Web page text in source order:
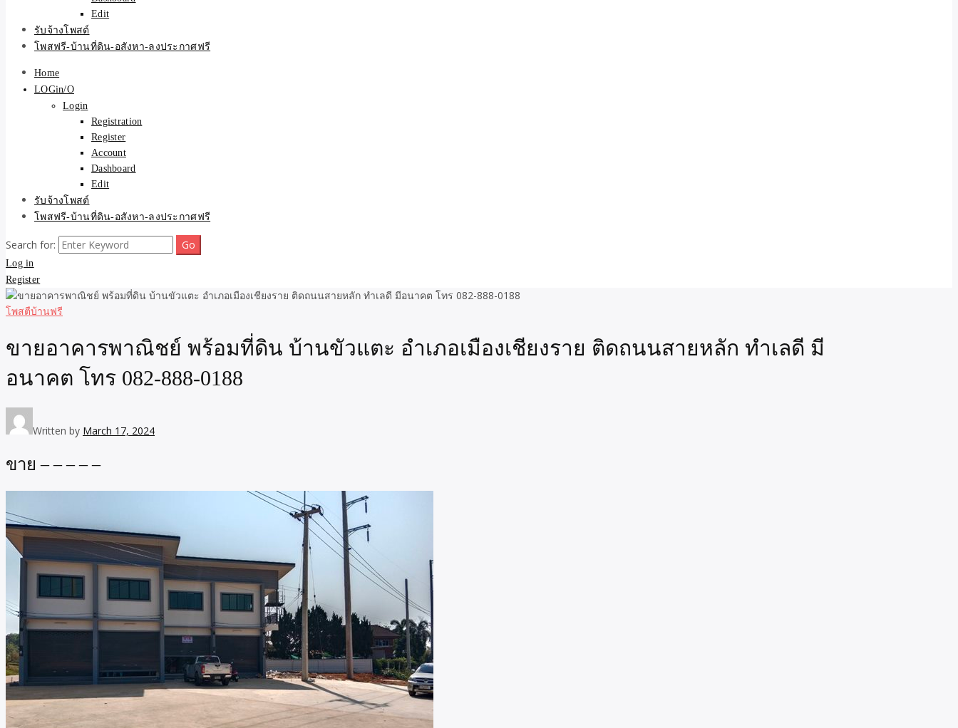
Edit
รับจ้างโพสต์
โพสฟรี-บ้านที่ดิน-อสังหา-ลงประกาศฟรี
Home
LOGin/O
Login
Registration
Register
Account
Dashboard
Edit
รับจ้างโพสต์
โพสฟรี-บ้านที่ดิน-อสังหา-ลงประกาศฟรี
Search for:
Log in
Register
โพสตืบ้านฟรี
ขายอาคารพาณิชย์ พร้อมที่ดิน บ้านขัวแตะ อำเภอเมืองเชียงราย ติดถนนสายหลัก ทำเลดี มี
อนาคต โทร 082-888-0188
Written by March 17, 2024
ขาย – – – – –